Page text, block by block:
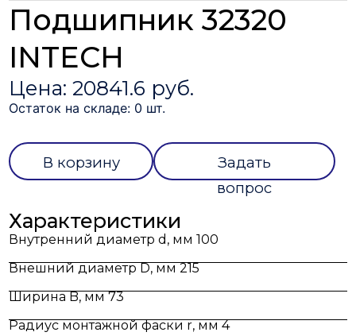
Подшипник 32320
INTECH
Цена: 20841.6 руб.
Остаток на складе: 0 шт.
В корзину
Задать
вопрос
Характеристики
Внутренний диаметр d, мм 100
Внешний диаметр D, мм 215
Ширина B, мм 73
Радиус монтажной фаски r, мм 4